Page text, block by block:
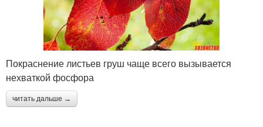
Покраснение листьев груш чаще всего вызывается
нехваткой фосфора
читать дальше →